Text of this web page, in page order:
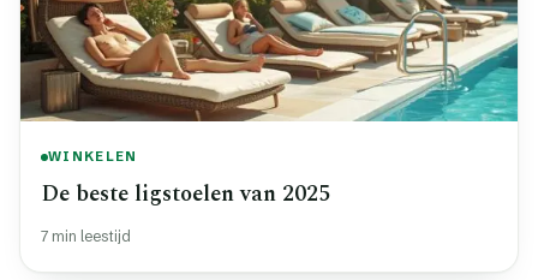
WINKELEN
De beste ligstoelen van 2025
7 min leestijd